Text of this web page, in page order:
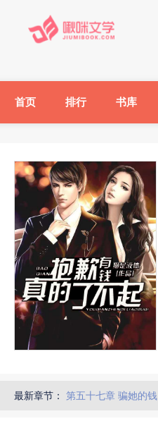
首页 排行 书库
最新章节： 第五十七章 骗她的钱